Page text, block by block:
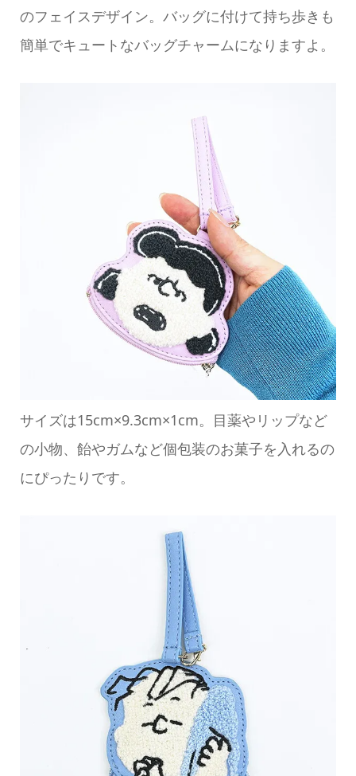
のフェイスデザイン。バッグに付けて持ち歩きも
簡単でキュートなバッグチャームになりますよ。
サイズは15cm×9.3cm×1cm。目薬やリップなど
の小物、飴やガムなど個包装のお菓子を入れるの
にぴったりです。